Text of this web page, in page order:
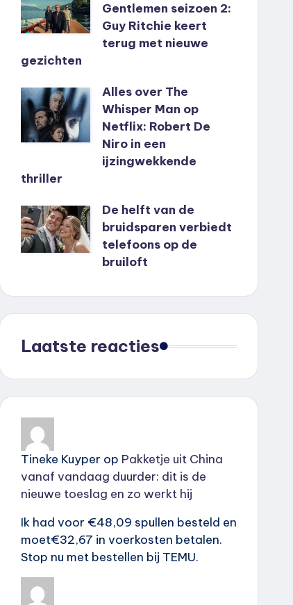
Gentlemen seizoen 2:
Guy Ritchie keert
terug met nieuwe
gezichten
Alles over The
Whisper Man op
Netflix: Robert De
Niro in een
ijzingwekkende
thriller
De helft van de
bruidsparen verbiedt
telefoons op de
bruiloft
Laatste reacties
Tineke Kuyper op Pakketje uit China
vanaf vandaag duurder: dit is de
nieuwe toeslag en zo werkt hij
Ik had voor €48,09 spullen besteld en
moet€32,67 in voerkosten betalen.
Stop nu met bestellen bij TEMU.